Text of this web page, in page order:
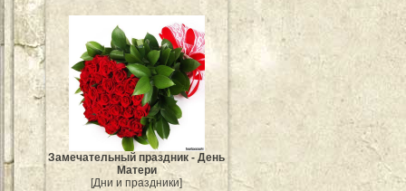
Замечательный праздник - День
Матери
[Дни и праздники]